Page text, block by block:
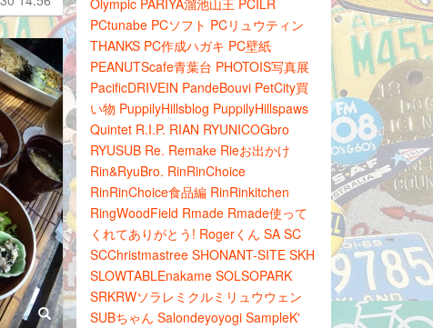
Olympic PARIYA溜池山王 PCILR
PCtunabe PCソフト PCリュウティン
THANKS PC作成ハガキ PC壁紙
PEANUTScafe青葉台 PHOTOIS写真展
PacificDRIVEIN PandeBouvi PetCity買
い物 PuppilyHillsblog PuppilyHillspaws
Quintet R.I.P. RIAN RYUNICOGbro
RYUSUB Re. Remake Rieお出かけ
Rin&RyuBro. RinRinChoice
RinRinChoice食品編 RinRinkitchen
RingWoodField Rmade Rmade使って
くれてありがとう! Rogerくん SA SC
SCChristmastree SHONANT-SITE SKH
SLOWTABLEnakame SOLSOPARK
SRKRWソラレミクルミリュウウェン
SUBちゃん Salondeyoyogi SampleK'